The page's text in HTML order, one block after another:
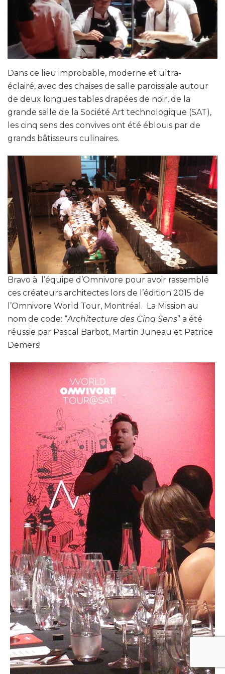
Dans ce lieu improbable, moderne et ultra-
éclairé, avec des chaises de salle paroissiale autour
de deux longues tables drapées de noir, de la
grande salle de la Société Art technologique (SAT),
les cinq sens des convives ont été éblouis par de
grands bâtisseurs culinaires.
Bravo à l’équipe d’Omnivore pour avoir rassemblé
ces créateurs architectes lors de l’édition 2015 de
l’Omnivore World Tour, Montréal. La Mission au
nom de code: “Architecture des Cinq Sens” a été
réussie par Pascal Barbot, Martin Juneau et Patrice
Demers!